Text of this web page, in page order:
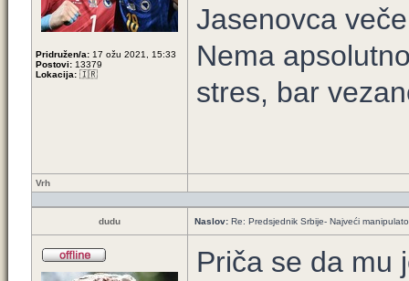
Pridružen/a: 17 ožu 2021, 15:33
Postovi: 13379
Lokacija: 🇮🇷
Jasenovca
Nema
stres, bar
Vrh
dudu Naslov: Re: Predsjednik Srbije- Najveći
Priča se da mu